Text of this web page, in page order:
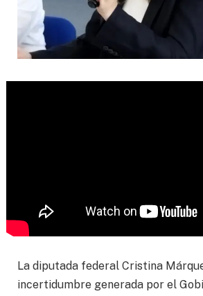
La diputada federal Cristina
incertidumbre generada por el